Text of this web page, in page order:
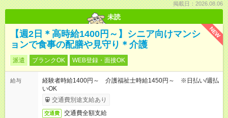
掲載日：2026.08.06
未読
NEW
【週2日＊高時給1400円～】シニア向けマンシ
ョンで食事の配膳や見守り＊介護
派遣 ブランクOK WEB登録・面接OK
給与
経験者時給1400円～ 介護福祉士時給1450円～ ※日払い/週払
いOK
交通費別途支給あり
交通費 交通費全額支給